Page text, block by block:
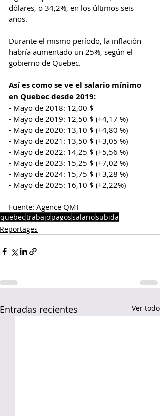
dólares, o 34,2%, en los últimos seis
años.
Durante el mismo período, la inflación
habría aumentado un 25%, según el
gobierno de Quebec.
Así es como se ve el salario mínimo
en Quebec desde 2019:
- Mayo de 2018: 12,00 $
- Mayo de 2019: 12,50 $ (+4,17 %)
- Mayo de 2020: 13,10 $ (+4,80 %)
- Mayo de 2021: 13,50 $ (+3,05 %)
- Mayo de 2022: 14,25 $ (+5,56 %)
- Mayo de 2023: 15,25 $ (+7,02 %)
- Mayo de 2024: 15,75 $ (+3,28 %)
- Mayo de 2025: 16,10 $ (+2,22%)
Fuente: Agence QMI
quebectrabajopagossalariosubida
Reportages
Entradas recientes Ver todo